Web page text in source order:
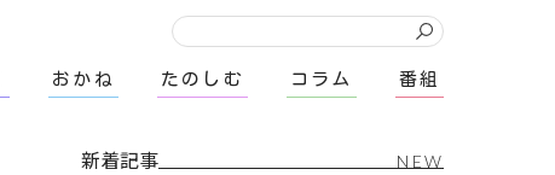
おかね たのしむ コラム 番組
新着記事 NEW